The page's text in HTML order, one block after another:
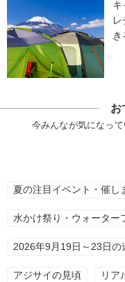
キ
お
今みんなが気になっ
夏の注目イベント・催し
水かけ祭り・ウォーター
2026年9月19日～23日の
アジサイの見頃 リア